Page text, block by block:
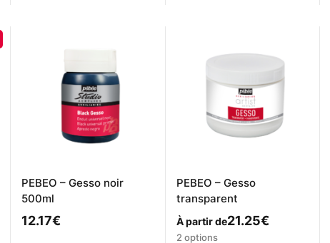
peuvent
produit
PEBEO – Gesso noir
500ml
12.17€
PEBEO – Gesso
transparent
À partir de21.25€
Ce
2 options